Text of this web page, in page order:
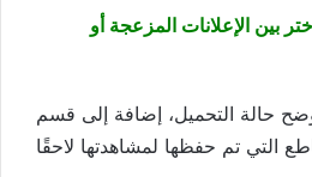
بين الإعلانات المزعجة أو
حالة التحميل، إضافة إلى قسم
تم حفظها لمشاهدتها لاحقًا